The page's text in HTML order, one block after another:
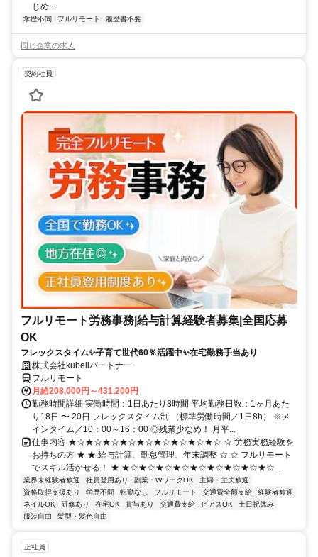
じめ...
学歴不問 フルリモート 履歴書不要
同じ企業の求人
契約社員
フルリモート労務事務|給与計算経験者募集|全国応募
OK
フレックスタイム✨子育て世代60％活躍中✨在宅勤務手当あり
株式会社kubellパートナー
フルリモート
月給208,000円～431,200円
勤務時間詳細 実働時間：1日あたり8時間 平均勤務日数：1ヶ月あた
り18日 〜 20日 フレックスタイム制 （標準労働時間／1日8h） ※メ
インタイム／10：00～16：00 ◎残業少なめ！ 月平...
仕事内容 ★☆★☆★☆★☆★☆★☆★☆★☆★☆ ☆ 労務実務経験を
お持ちの方 ★ ★ 給与計算、勤怠管理、年末調整 ☆ ☆ フルリモート
でスキル活かせる！ ★ ★☆★☆★☆★☆★☆★☆★☆★☆★☆ ...
業界未経験者歓迎 社員登用あり 副業・WワークOK
主婦・主夫歓迎
資格取得支援あり
学歴不問 転勤なし フルリモート 交通費全額支給
経験者歓迎
ネイルOK
研修あり 在宅OK 賞与あり 交通費支給 ピアスOK
土日祝休み
服装自由
髪型・髪色自由
正社員